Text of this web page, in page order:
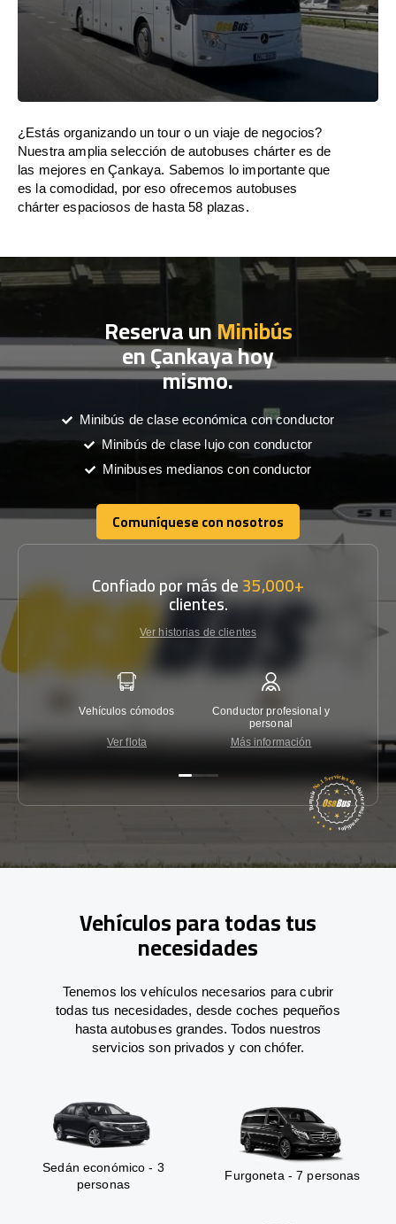
¿Estás organizando un tour o un viaje de negocios?
Nuestra amplia selección de autobuses chárter es de
las mejores en Çankaya. Sabemos lo importante que
es la comodidad, por eso ofrecemos autobuses
chárter espaciosos de hasta 58 plazas.
Reserva unMinibús
en Çankaya hoy
mismo.
Minibús de clase económica con conductor
Minibús de clase lujo con conductor
Minibuses medianos con conductor
Comuníquese con nosotros
Comuníquese con nosotros
Confiado por más de35,000+
clientes.
Ver historias de clientes
Vehículos cómodos
Ver flota
Conductor profesional y
personal
Más información
Vehículos para todas tus
necesidades
Tenemos los vehículos necesarios para cubrir
todas tus necesidades, desde coches pequeños
hasta autobuses grandes. Todos nuestros
servicios son privados y con chófer.
Sedán económico - 3
personas
Furgoneta - 7 personas